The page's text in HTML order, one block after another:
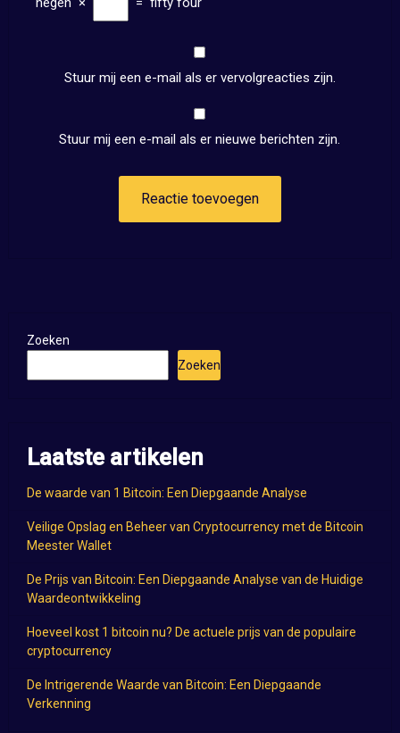
Stuur mij een e-mail als er vervolgreacties zijn.
Stuur mij een e-mail als er nieuwe berichten zijn.
Zoeken
Zoeken
Laatste artikelen
De waarde van 1 Bitcoin: Een Diepgaande Analyse
Veilige Opslag en Beheer van Cryptocurrency met de Bitcoin
Meester Wallet
De Prijs van Bitcoin: Een Diepgaande Analyse van de Huidige
Waardeontwikkeling
Hoeveel kost 1 bitcoin nu? De actuele prijs van de populaire
cryptocurrency
De Intrigerende Waarde van Bitcoin: Een Diepgaande
Verkenning